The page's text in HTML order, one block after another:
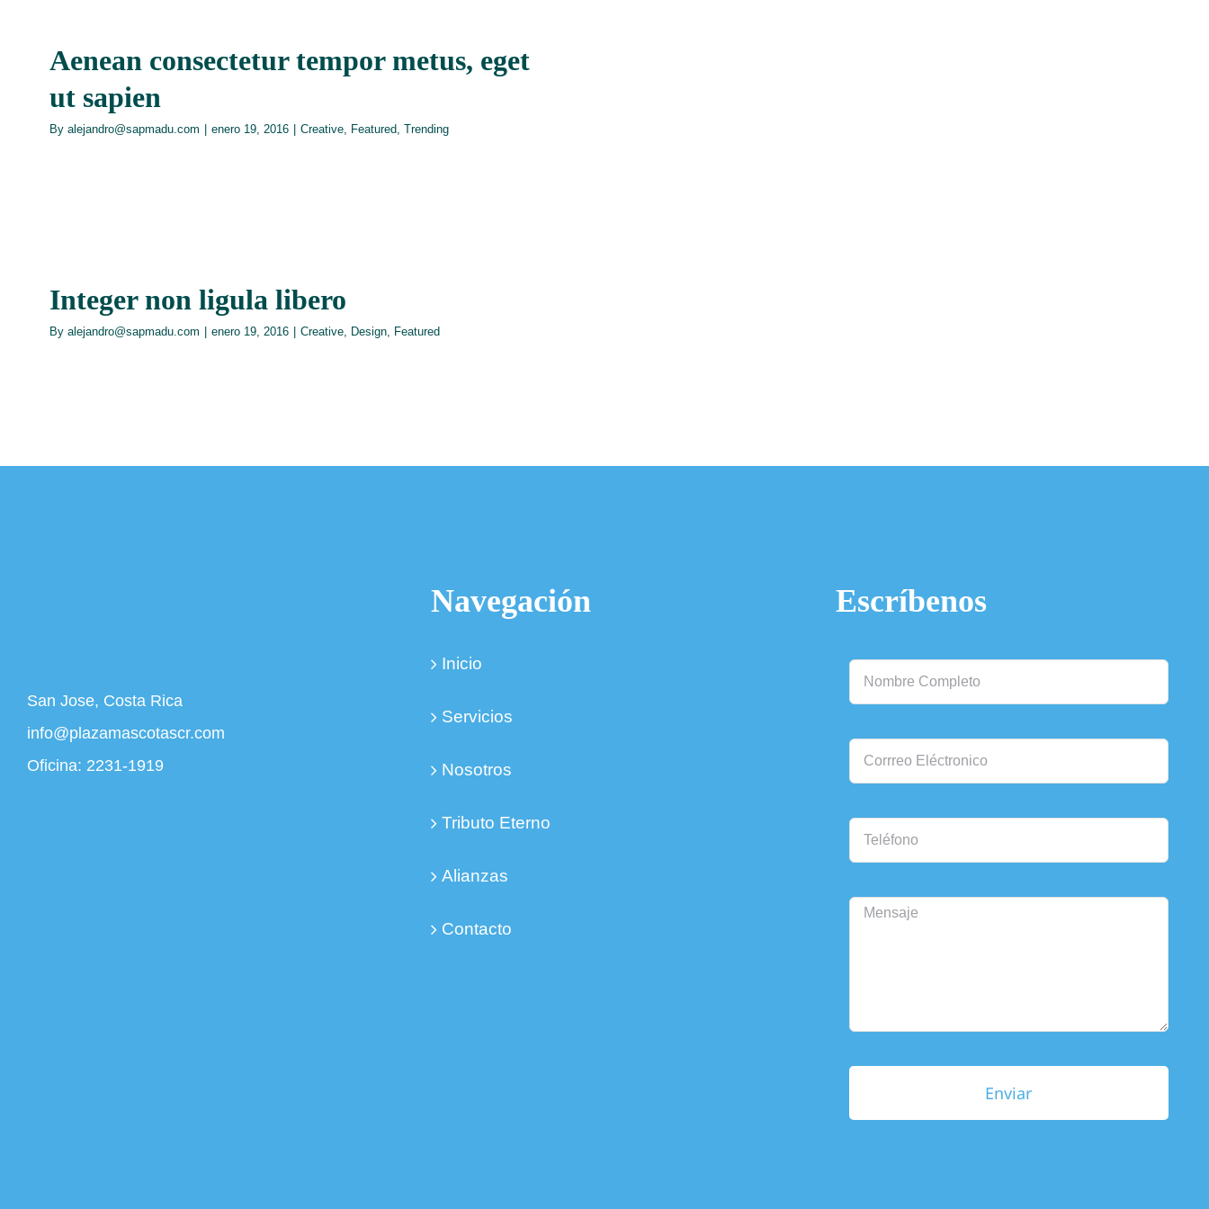
Aenean consectetur tempor metus, eget
ut sapien
By alejandro@sapmadu.com enero 19, 2016 Creative, Featured, Trending
Integer non ligula libero
By alejandro@sapmadu.com enero 19, 2016 Creative, Design, Featured
San Jose, Costa Rica
info@plazamascotascr.com
Oficina: 2231-1919
Navegación
Inicio
Servicios
Nosotros
Tributo Eterno
Alianzas
Contacto
Escríbenos